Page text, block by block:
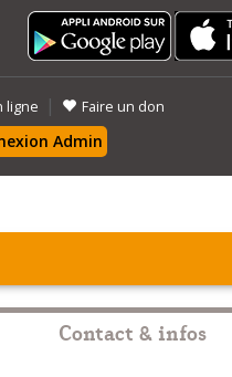
ligne | Faire un don
Admin
Contact & infos